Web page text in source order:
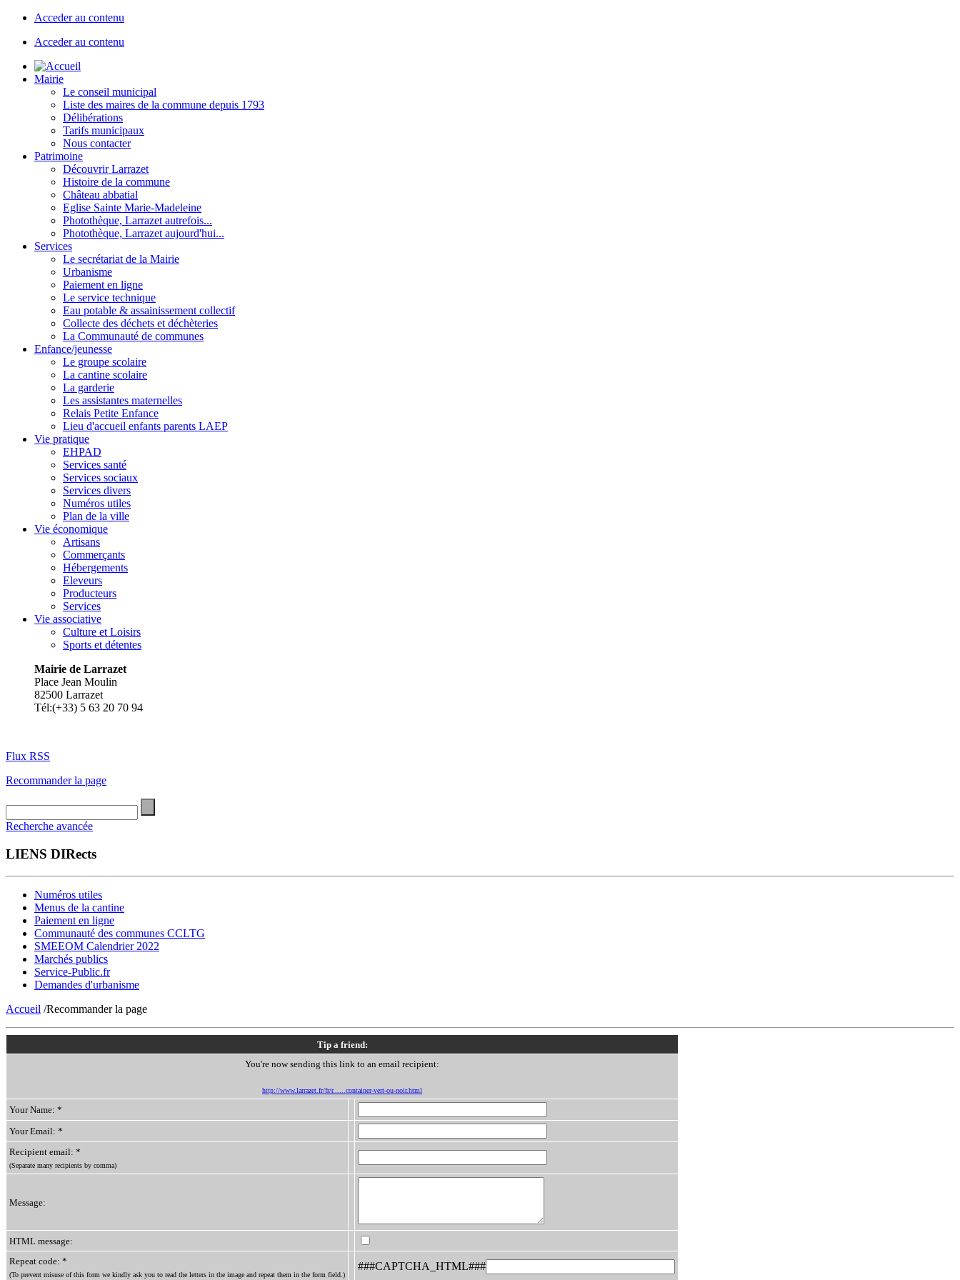
Acceder au contenu
Acceder au contenu
Mairie
Le conseil municipal
Liste des maires de la commune depuis 1793
Délibérations
Tarifs municipaux
Nous contacter
Patrimoine
Découvrir Larrazet
Histoire de la commune
Château abbatial
Eglise Sainte Marie-Madeleine
Photothèque, Larrazet autrefois...
Photothèque, Larrazet aujourd'hui...
Services
Le secrétariat de la Mairie
Urbanisme
Paiement en ligne
Le service technique
Eau potable & assainissement collectif
Collecte des déchets et déchèteries
La Communauté de communes
Enfance/jeunesse
Le groupe scolaire
La cantine scolaire
La garderie
Les assistantes maternelles
Relais Petite Enfance
Lieu d'accueil enfants parents LAEP
Vie pratique
EHPAD
Services santé
Services sociaux
Services divers
Numéros utiles
Plan de la ville
Vie économique
Artisans
Commerçants
Hébergements
Eleveurs
Producteurs
Services
Vie associative
Culture et Loisirs
Sports et détentes
Mairie de Larrazet
Place Jean Moulin
82500 Larrazet
Tél:(+33) 5 63 20 70 94
Flux RSS
Recommander la page
Recherche avancée
LIENS DIRects
Numéros utiles
Menus de la cantine
Paiement en ligne
Communauté des communes CCLTG
SMEEOM Calendrier 2022
Marchés publics
Service-Public.fr
Demandes d'urbanisme
Accueil /Recommander la page
Tip a friend:
You're now sending this link to an email recipient:
http://www.larrazet.fr/fr/r......container-vert-ou-noir.html
Your Name: *
Your Email: *
Recipient email: *
(Separate many recipients by comma)
Message:
HTML message:
Repeat code: *
(To prevent misuse of this form we kindly ask you to read the letters in the image and repeat them in the form field.)
###CAPTCHA_HTML###